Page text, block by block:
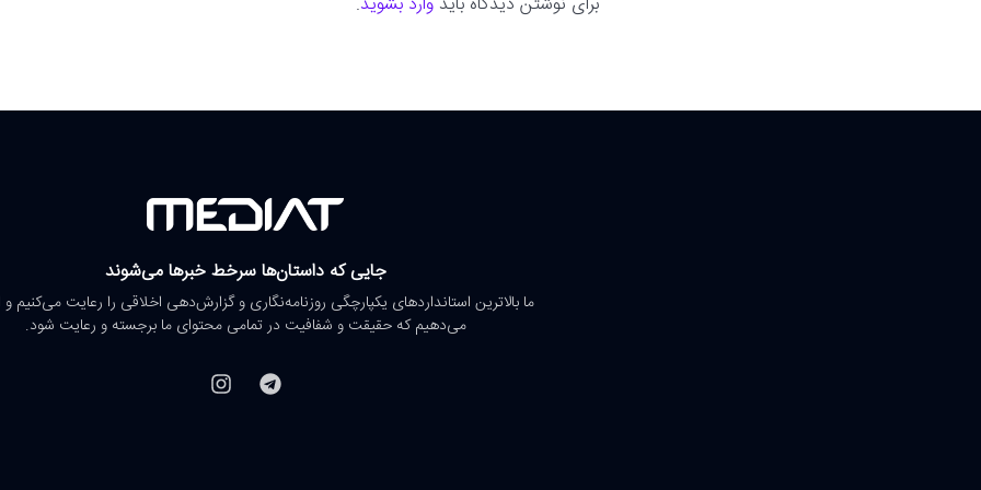
جایی که داستان‌ها سرخط خبرها می‌شوند
ما بالاترین استانداردهای یکپارچگی روزنامه‌نگاری و گزارش‌دهی اخلاقی را رعایت می‌کنیم و
می‌دهیم که حقیقت و شفافیت در تمامی محتوای ما برجسته و رعایت شود.